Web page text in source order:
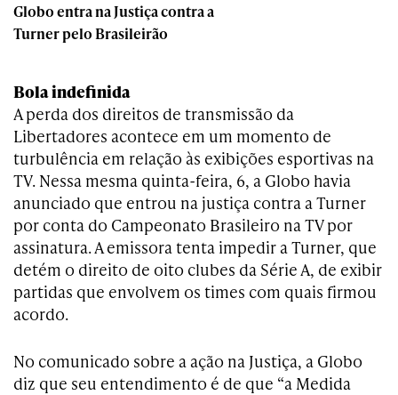
Globo entra na Justiça contra a
Turner pelo Brasileirão
Bola indefinida
A perda dos direitos de transmissão da
Libertadores acontece em um momento de
turbulência em relação às exibições esportivas na
TV. Nessa mesma quinta-feira, 6, a Globo havia
anunciado que entrou na justiça contra a Turner
por conta do Campeonato Brasileiro na TV por
assinatura. A emissora tenta impedir a Turner, que
detém o direito de oito clubes da Série A, de exibir
partidas que envolvem os times com quais firmou
acordo.
No comunicado sobre a ação na Justiça, a Globo
diz que seu entendimento é de que “a Medida